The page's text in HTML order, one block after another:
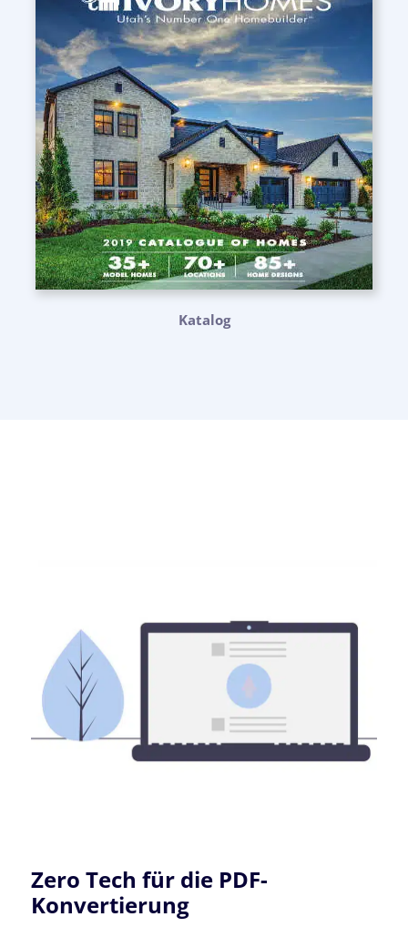
Katalog
Zero Tech für die PDF-
Konvertierung